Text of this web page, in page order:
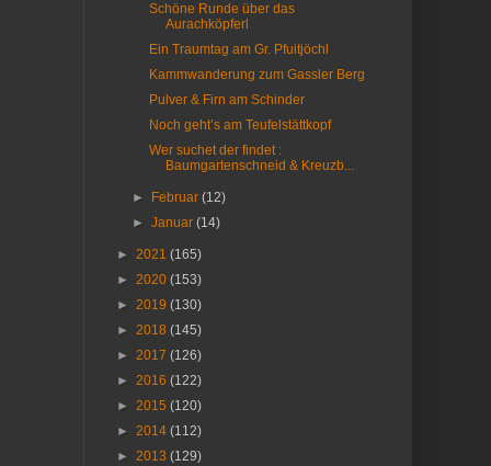
Schöne Runde über das
Aurachköpferl
Ein Traumtag am Gr. Pfuitjöchl
Kammwanderung zum Gassler Berg
Pulver & Firn am Schinder
Noch geht’s am Teufelstättkopf
Wer suchet der findet :
Baumgartenschneid & Kreuzb...
► Februar(12)
►Januar(14)
► 2021 (165)
► 2020 (153)
► 2019 (130)
► 2018 (145)
► 2017 (126)
► 2016 (122)
► 2015 (120)
► 2014 (112)
► 2013 (129)